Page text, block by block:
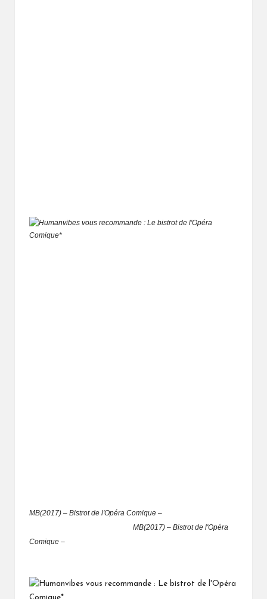
MB(2017) – Bistrot de l'Opéra Comique –
MB(2017) – Bistrot de l'Opéra
Comique –